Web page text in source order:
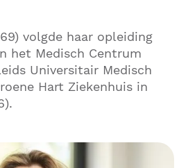
volgde haar opleiding
het Medisch Centrum
Universitair Medisch
Hart Ziekenhuis in